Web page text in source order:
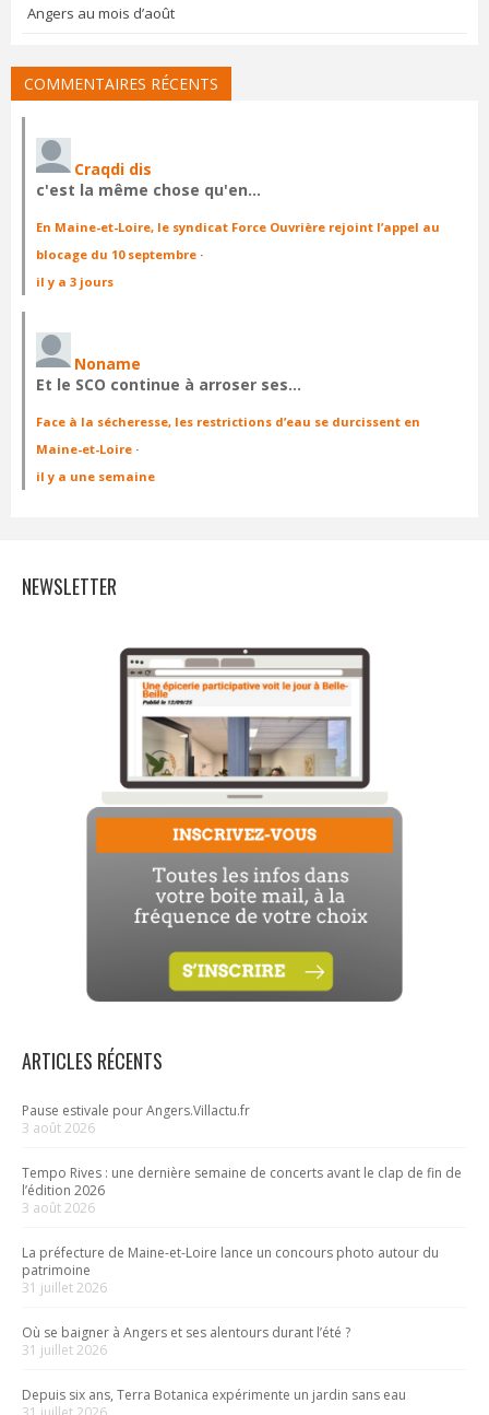
Angers au mois d’août
COMMENTAIRES RÉCENTS
Craqdi dis
c'est la même chose qu'en…
En Maine-et-Loire, le syndicat Force Ouvrière rejoint l’appel au
blocage du 10 septembre ·
il y a 3 jours
Noname
Et le SCO continue à arroser ses…
Face à la sécheresse, les restrictions d’eau se durcissent en
Maine-et-Loire ·
il y a une semaine
NEWSLETTER
ARTICLES RÉCENTS
Pause estivale pour Angers.Villactu.fr
3 août 2026
Tempo Rives : une dernière semaine de concerts avant le clap de fin de
l’édition 2026
3 août 2026
La préfecture de Maine-et-Loire lance un concours photo autour du
patrimoine
31 juillet 2026
Où se baigner à Angers et ses alentours durant l’été ?
31 juillet 2026
Depuis six ans, Terra Botanica expérimente un jardin sans eau